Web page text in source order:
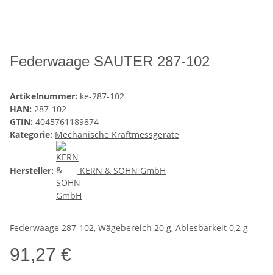
Federwaage SAUTER 287-102
Artikelnummer: ke-287-102
HAN: 287-102
GTIN: 4045761189874
Kategorie: Mechanische Kraftmessgeräte
Hersteller: KERN & SOHN GmbH
Federwaage 287-102, Wägebereich 20 g, Ablesbarkeit 0,2 g
91,27 €